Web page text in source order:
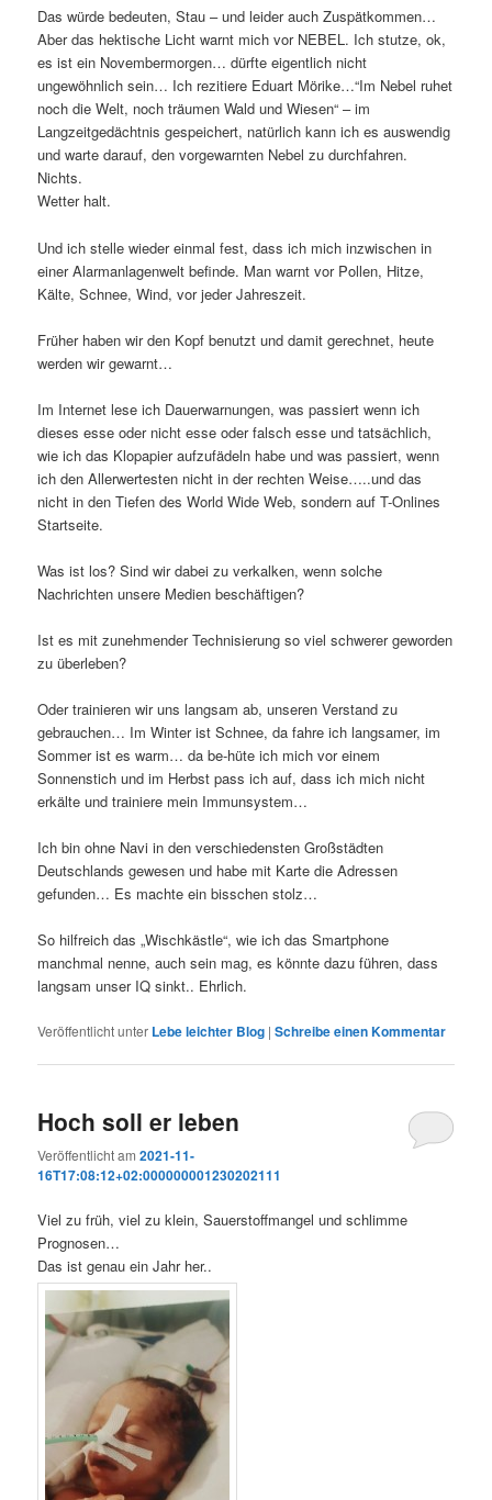
Das würde bedeuten, Stau – und leider auch Zuspätkommen…
Aber das hektische Licht warnt mich vor NEBEL. Ich stutze, ok,
es ist ein Novembermorgen… dürfte eigentlich nicht
ungewöhnlich sein… Ich rezitiere Eduart Mörike…“Im Nebel ruhet
noch die Welt, noch träumen Wald und Wiesen“ – im
Langzeitgedächtnis gespeichert, natürlich kann ich es auswendig
und warte darauf, den vorgewarnten Nebel zu durchfahren.
Nichts.
Wetter halt.
Und ich stelle wieder einmal fest, dass ich mich inzwischen in
einer Alarmanlagenwelt befinde. Man warnt vor Pollen, Hitze,
Kälte, Schnee, Wind, vor jeder Jahreszeit.
Früher haben wir den Kopf benutzt und damit gerechnet, heute
werden wir gewarnt…
Im Internet lese ich Dauerwarnungen, was passiert wenn ich
dieses esse oder nicht esse oder falsch esse und tatsächlich,
wie ich das Klopapier aufzufädeln habe und was passiert, wenn
ich den Allerwertesten nicht in der rechten Weise…..und das
nicht in den Tiefen des World Wide Web, sondern auf T-Onlines
Startseite.
Was ist los? Sind wir dabei zu verkalken, wenn solche
Nachrichten unsere Medien beschäftigen?
Ist es mit zunehmender Technisierung so viel schwerer geworden
zu überleben?
Oder trainieren wir uns langsam ab, unseren Verstand zu
gebrauchen… Im Winter ist Schnee, da fahre ich langsamer, im
Sommer ist es warm… da be-hüte ich mich vor einem
Sonnenstich und im Herbst pass ich auf, dass ich mich nicht
erkälte und trainiere mein Immunsystem…
Ich bin ohne Navi in den verschiedensten Großstädten
Deutschlands gewesen und habe mit Karte die Adressen
gefunden… Es machte ein bisschen stolz…
So hilfreich das „Wischkästle“, wie ich das Smartphone
manchmal nenne, auch sein mag, es könnte dazu führen, dass
langsam unser IQ sinkt.. Ehrlich.
Veröffentlicht unter Lebe leichter Blog |Schreibe einen Kommentar
Hoch soll er leben
Veröffentlicht am2021-11-
16T17:08:12+02:000000001230202111
Viel zu früh, viel zu klein, Sauerstoffmangel und schlimme
Prognosen…
Das ist genau ein Jahr her..